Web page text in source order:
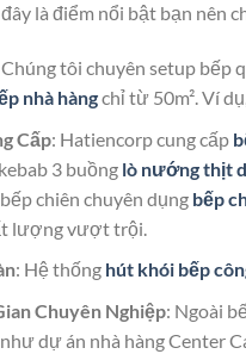
là điểm nổi bật bạn nên
Chúng tôi chuyên setup bếp
nhà hàngchỉ từ 50m². Ví
Cấp: Hatiencorp cung cấp
3 buồng lò nướng thịt
bếp chiên chuyên dụng bếp
lượng vượt trội.
: Hệ thống hút khói bếp
Chuyên Nghiệp: Ngoài
dự án nhà hàng Center